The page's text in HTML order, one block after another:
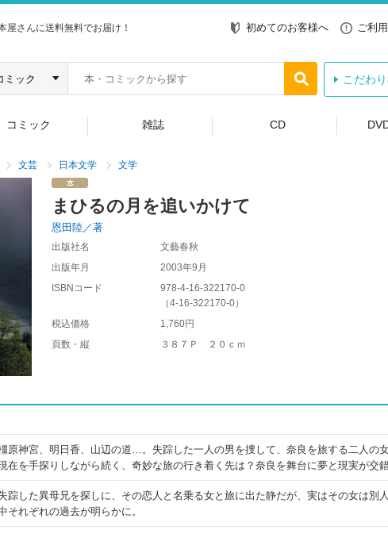
屋さんに送料無料でお届け！ 初めてのお客様へ ご利
こだわ
コミック 雑誌 CD
文芸 日本文学 文学
まひるの月を追いかけて
恩田陸／著
出版社名
文藝春秋
出版年月
2003年9月
ISBNコード
978-4-16-322170-0
（4-16-322170-0）
税込価格
1,760円
頁数・縦
３８７Ｐ ２０ｃｍ
原神宮、明日香、山辺の道…。失踪した一人の男を捜して、奈良を旅する二人の
在を手探りしながら続く、奇妙な旅の行き着く先は？奈良を舞台に夢と現実が交錯
踪した異母兄を探しに、その恋人と名乗る女と旅に出た静だが、実はその女は別
それぞれの過去が明らかに。